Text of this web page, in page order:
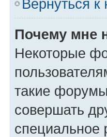
Вернуться к
Почему мне
Некоторые
такие
совершать
специальное